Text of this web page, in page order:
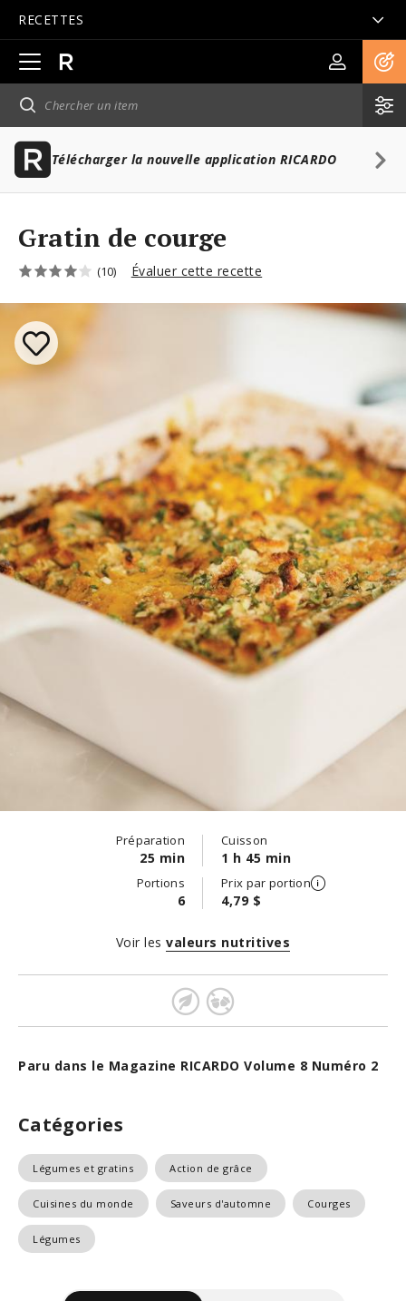
RECETTES
Ouvrir
la
navigation
principale
Télécharger la nouvelle application RICARDO
Gratin de courge
(10) Évaluer cette recette
Préparation
25 min
Cuisson
1 h 45 min
Portions
6
Prix par portion
4,79 $
Paru dans le Magazine RICARDO Volume 8 Numéro 2
Voir les valeurs nutritives
Catégories
Légumes et gratins Action de grâce
Cuisines du monde Saveurs d'automne Courges
Légumes